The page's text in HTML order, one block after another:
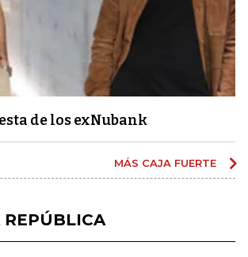
de los exNubank
MÁS CAJA FUERTE
REPÚBLICA